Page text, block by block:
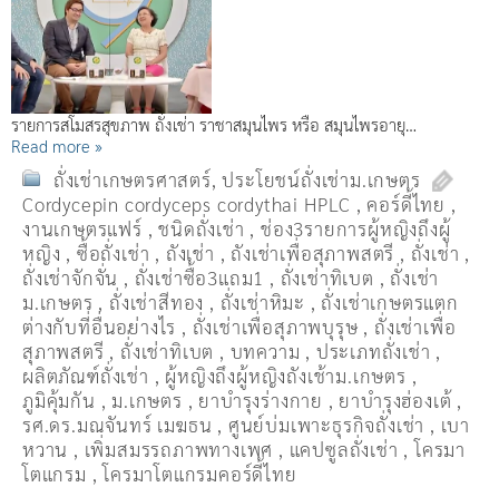
รายการสโมสรสุขภาพ ถั่งเช่า ราชาสมุนไพร หรือ สมุนไพรอายุ…
Read more »
ถั่งเช่าเกษตรศาสตร์,ประโยชน์ถั่งเช่าม.เกษตร
Cordycepin cordyceps cordythai HPLC , คอร์ดี้ไทย ,
งานเกษตรแฟร์ ,ชนิดถั่งเช่า ,ช่อง3รายการผู้หญิงถึงผู้
หญิง , ซื้อถั่งเช่า , ถังเช่า , ถังเช่าเพื่อสุภาพสตรี , ถั่งเช่า ,
ถั่งเช่าจักจั่น , ถั่งเช่าซื้อ3แถม1 , ถั่งเช่าทิเบต , ถั่งเช่า
ม.เกษตร , ถั่งเช่าสีทอง , ถั่งเช่าหิมะ , ถั่งเช่าเกษตรแตก
ต่างกับที่อื่นอย่างไร , ถั่งเช่าเพื่อสุภาพบุรุษ , ถั่งเช่าเพื่อ
สุภาพสตรี , ถั่่งเช่าทิเบต , บทความ , ประเภทถั่งเช่า ,
ผลิตภัณฑ์ถั่งเช่า , ผู้หญิงถึงผู้หญิงถังเช้าม.เกษตร ,
ภูมิคุ้มกัน ,ม.เกษตร , ยาบำรุงร่างกาย , ยาบำรุงฮ่องเต้ ,
รศ.ดร.มณจันทร์ เมฆธน , ศูนย์บ่มเพาะธุรกิจถั่งเช่า , เบา
หวาน , เพิ่มสมรรถภาพทางเพศ , แคปซูลถั่งเช่า ,โครมา
โตแกรม ,โครมาโตแกรมคอร์ดี้ไทย